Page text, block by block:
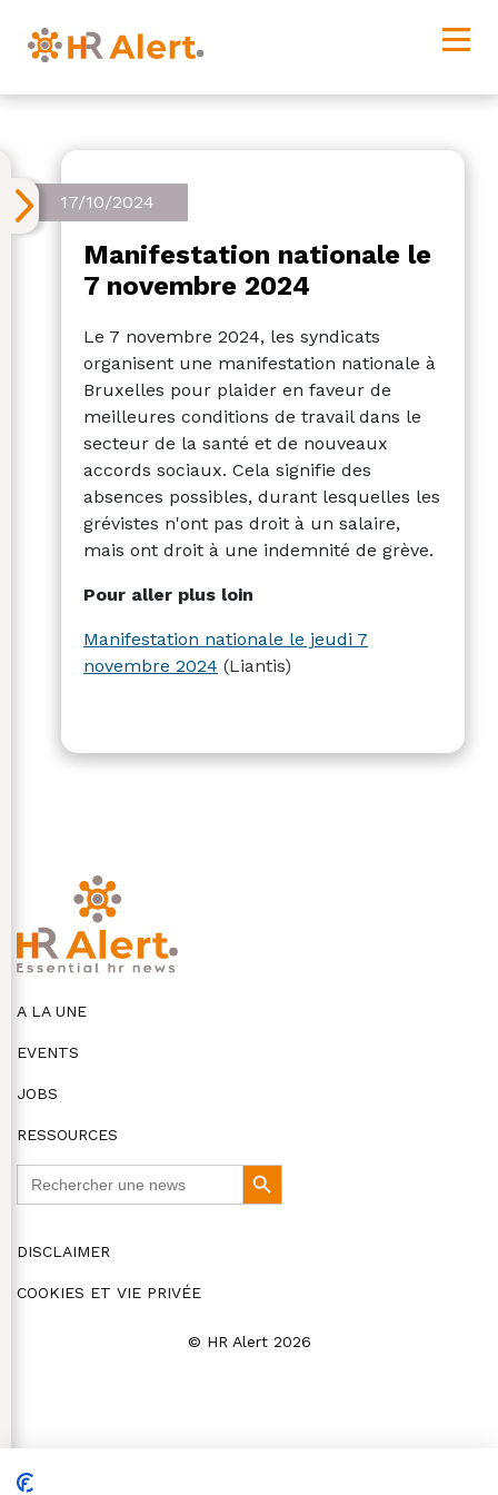
17/10/2024
Manifestation nationale le
7 novembre 2024
Le 7 novembre 2024, les syndicats
organisent une manifestation nationale à
Bruxelles pour plaider en faveur de
meilleures conditions de travail dans le
secteur de la santé et de nouveaux
accords sociaux. Cela signifie des
absences possibles, durant lesquelles les
grévistes n'ont pas droit à un salaire,
mais ont droit à une indemnité de grève.
Pour aller plus loin
Manifestation nationale le jeudi 7
novembre 2024 (Liantis)
A LA UNE
EVENTS
JOBS
RESSOURCES
Search
Button
DISCLAIMER
COOKIES ET VIE PRIVÉE
© HR Alert 2026